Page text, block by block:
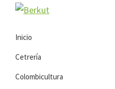
Saltar
navegación
Saltar
contenido
principal
Inicio
Cetrería
Colombicultura